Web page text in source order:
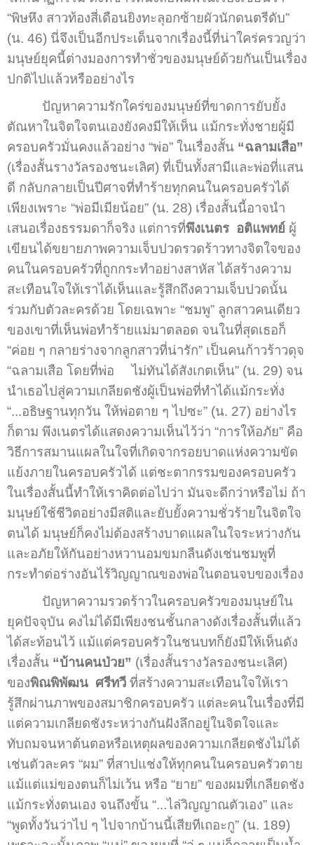
“พิษหึง สาวท้องสี่เดือนยิงทะลุอกซ้ายผัวนักดนตรีดับ”
(น. 46) นี่จึงเป็นอีกประเด็นจากเรื่องนี้ที่น่าใคร่ครวญว่า
มนุษย์ยุคนี้ต่างมองการทำชั่วของมนุษย์ด้วยกันเป็นเรื่อง
ปกติไปแล้วหรืออย่างไร
ปัญหาความรักใคร่ของมนุษย์ที่ขาดการยับยั้ง
ตัณหาในจิตใจตนเองยังคงมีให้เห็น แม้กระทั่งชายผู้มี
ครอบครัวมั่นคงแล้วอย่าง “พ่อ” ในเรื่องสั้น “ฉลามเสือ”
(เรื่องสั้นรางวัลรองชนะเลิศ) ที่เป็นทั้งสามีและพ่อที่แสน
ดี กลับกลายเป็นปีศาจที่ทำร้ายทุกคนในครอบครัวได้
เพียงเพราะ “พ่อมีเมียน้อย” (น. 28) เรื่องสั้นนี้อาจนำ
เสนอเรื่องธรรมดาก็จริง แต่การที่พึงเนตร อติแพทย์ ผู้
เขียนได้ขยายภาพความเจ็บปวดรวดร้าวทางจิตใจของ
คนในครอบครัวที่ถูกกระทำอย่างสาหัส ได้สร้างความ
สะเทือนใจให้เราได้เห็นและรู้สึกถึงความเจ็บปวดนั้น
ร่วมกับตัวละครด้วย โดยเฉพาะ “ชมพู” ลูกสาวคนเดียว
ของเขาที่เห็นพ่อทำร้ายแม่มาตลอด จนในที่สุดเธอก็
“ค่อย ๆ กลายร่างจากลูกสาวที่น่ารัก” เป็นคนก้าวร้าวดุจ
“ฉลามเสือ โดยที่พ่อ ไม่ทันได้สังเกตเห็น” (น. 29) จน
นำเธอไปสู่ความเกลียดชังผู้เป็นพ่อที่ทำได้แม้กระทั่ง
“...อธิษฐานทุกวัน ให้พ่อตาย ๆ ไปซะ” (น. 27) อย่างไร
ก็ตาม พึงเนตรได้แสดงความเห็นไว้ว่า “การให้อภัย” คือ
วิธีการสมานแผลในใจที่เกิดจากรอยบาดแห่งความขัด
แย้งภายในครอบครัวได้ แต่ชะตากรรมของครอบครัว
ในเรื่องสั้นนี้ทำให้เราคิดต่อไปว่า มันจะดีกว่าหรือไม่ ถ้า
มนุษย์ใช้ชีวิตอย่างมีสติและยับยั้งความชั่วร้ายในจิตใจ
ตนได้ มนุษย์ก็คงไม่ต้องสร้างบาดแผลในใจระหว่างกัน
และอภัยให้กันอย่างหวานอมขมกลืนดังเช่นชมพูที่
กระทำต่อร่างอันไร้วิญญาณของพ่อในตอนจบของเรื่อง
ปัญหาความรวดร้าวในครอบครัวของมนุษย์ใน
ยุคปัจจุบัน คงไม่ได้มีเพียงชนชั้นกลางดังเรื่องสั้นที่แล้ว
ได้สะท้อนไว้ แม้แต่ครอบครัวในชนบทก็ยังมีให้เห็นดัง
เรื่องสั้น “บ้านคนป่วย” (เรื่องสั้นรางวัลรองชนะเลิศ)
ของพิณพิพัฒน ศรีทวี ที่สร้างความสะเทือนใจให้เรา
รู้สึกผ่านภาพของสมาชิกครอบครัว แต่ละคนในเรื่องที่มี
แต่ความเกลียดชังระหว่างกันฝังลึกอยู่ในจิตใจและ
ทับถมจนหาต้นตอหรือเหตุผลของความเกลียดชังไม่ได้
เช่นตัวละคร “ผม” ที่สาปแช่งให้ทุกคนในครอบครัวตาย
แม้แต่แม่ของตนก็ไม่เว้น หรือ “ยาย” ของผมที่เกลียดชัง
แม้กระทั่งตนเอง จนถึงขั้น “...ไล่วิญญาณตัวเอง” และ
“พูดทั้งวันว่าไป ๆ ไปจากบ้านนี้เสียทีเถอะกู” (น. 189)